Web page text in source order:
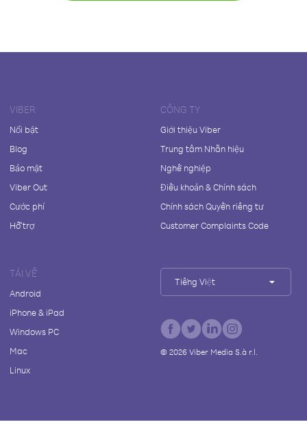
VIBER
Nổi bật
Blog
Bảo mật
Viber Out
Cước phí
Hỗ trợ
CÔNG TY
Giới thiệu Viber
Trung tâm Nhãn hiệu
Nghề nghiệp
Điều khoản & Chính sách
Chính sách Quyền riêng tư
Customer Complaints Code
TẢI VỀ
Android
iPhone & iPad
Windows PC
Mac
Linux
Tiếng Việt
© 2026Viber Media S.à r.l.